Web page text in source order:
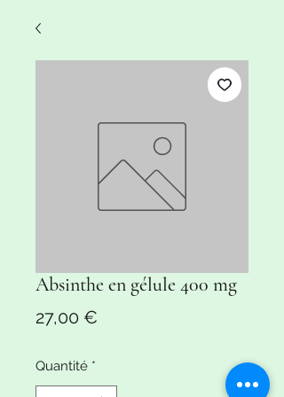
Absinthe en gélule 400 mg
27,00 €
Quantité *